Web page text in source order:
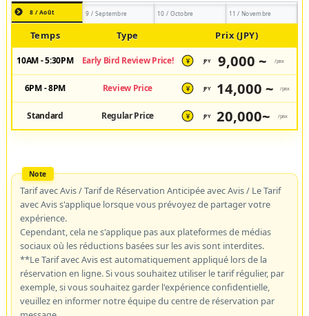
8 / Août 9 / Septembre 10 / Octobre 11 / Novembre
Temps Type Prix (JPY)
10AM - 5:30PM Early Bird Review Price! ¥ JPY 9,000 ~ /pax
6PM - 8PM Review Price ¥ JPY 14,000 ~ /pax
Standard Regular Price ¥ JPY 20,000~ /pax
Tarif avec Avis / Tarif de Réservation Anticipée avec Avis / Le Tarif
avec Avis s'applique lorsque vous prévoyez de partager votre
expérience.
Cependant, cela ne s'applique pas aux plateformes de médias
sociaux où les réductions basées sur les avis sont interdites.
**Le Tarif avec Avis est automatiquement appliqué lors de la
réservation en ligne. Si vous souhaitez utiliser le tarif régulier, par
exemple, si vous souhaitez garder l'expérience confidentielle,
veuillez en informer notre équipe du centre de réservation par